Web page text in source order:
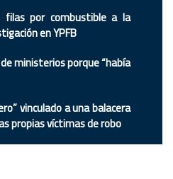
filas por combustible a la
en YPFB
ministerios porque “había
vinculado a una balacera
propias víctimas de robo